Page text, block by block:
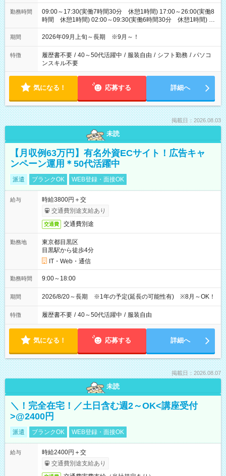
勤務時間
09:00～17:30(実働7時間30分 休憩1時間) 17:00～26:00(実働8
時間 休憩1時間) 02:00～09:30(実働6時間30分 休憩1時間) ※
日勤は就業時間1/夜勤は就業時間2.3を連続で行って頂きます
期間 2026年09月上旬～長期 ※9月～！
特徴 履歴書不要 / 40～50代活躍中 / 服装自由 / シフト勤務 / パソコ
ンスキル不要
気になる！ 応募する 詳細へ
掲載日：2026.08.03
未読
【月収例63万円】有名外資ECサイト！広告キャ
ンペーン運用＊50代活躍中
派遣 ブランクOK WEB登録・面接OK
給与
時給3800円＋交
交通費別途支給あり
交通費 交通費別途
勤務地
東京都目黒区
目黒駅から徒歩4分
IT・Web・通信
勤務時間 9:00～18:00
期間 2026/8/20～長期 ※1年の予定(延長の可能性有) ※8月～OK！
特徴 履歴書不要 / 40～50代活躍中 / 服装自由
気になる！ 応募する 詳細へ
掲載日：2026.08.07
未読
＼！完全在宅！／土日含む週2～OK<講座受付
>@2400円
派遣 ブランクOK WEB登録・面接OK
給与
時給2400円＋交
交通費別途支給あり